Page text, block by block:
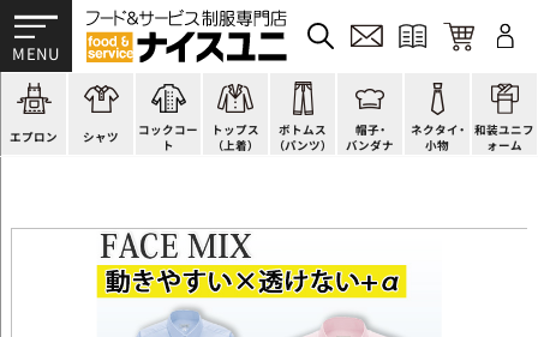
エプロン
かぶり型
スモック風
厨房用
ラップエプロン
シャツ
ピンタック
Tシャツ
ポロシャツ
和風シャツ(Asian)コックコー
ト
ショップコート
スタンダード
ファッション
キッズ
トップス
（上着）
法被(はっぴ)
調理白衣
カットソー
ジャンバー
ボトムス
（パンツ）
イージーパンツ
ワンピース
厨房シューズ
フロアシューズ
帽子・
バンダナ
洋帽子
コック帽
衛生帽子
ヘアネット
ネクタイ・
小物
ネクタイ
蝶ネクタイ
リボン・スカーフ
クロスタイ
和装ユニフ
ォーム
帯
草履、足袋など
着付小物
きもの